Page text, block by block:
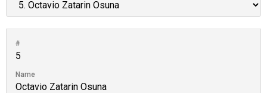
#
5
Name
Octavio Zatarin Osuna